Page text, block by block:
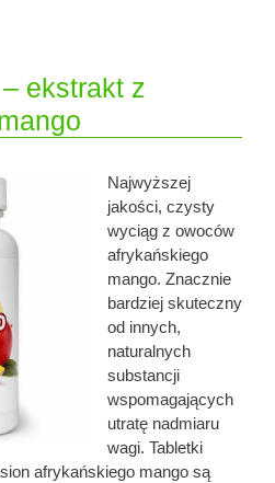
ekstrakt z
Najwyższej
jakości, czysty
wyciąg z owoców
afrykańskiego
mango. Znacznie
bardziej skuteczny
od innych,
naturalnych
substancji
wspomagających
utratę nadmiaru
wagi. Tabletki
afrykańskiego mango są